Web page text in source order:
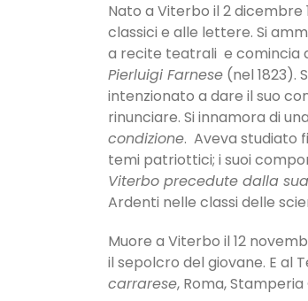
Nato a Viterbo il 2 dicembre
classici e alle lettere. Si
a recite teatrali e comincia
Pierluigi Farnese (nel 1823).
intenzionato a dare il suo
rinunciare. Si innamora di
condizione. Aveva studiato
temi patriottici; i suoi
Viterbo precedute dalla
Ardenti nelle classi delle
Muore a Viterbo il 12
il sepolcro del giovane. E al
carrarese, Roma, Stamperia